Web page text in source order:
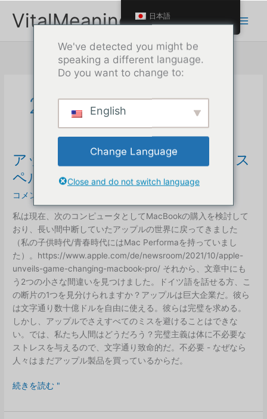
VitalMeaning
2021年10月
アップルでさえ、ウェブサイトにス
ペルミスがある
コメントを残す
私は現在、次のコンピュータとしてMacBookの購入を検討して
おり、長い間中断していたアップルの世界に戻ってきました
（私の子供時代/青春時代にはMac Performaを持っていまし
た）。https://www.apple.com/de/newsroom/2021/10/apple-
unveils-game-changing-macbook-pro/ それから、文章中にも
う2つの小さな間違いを見つけました。ドイツ語を話せる方、こ
の断片の1つを見分けられますか？アップルは巨大企業だ。彼ら
は文字通り数十億ドルを自由に使える。彼らは完璧を求める。
しかし、アップルでさえすべてのミスを避けることはできな
い。では、私たち人間はどうだろう？完璧主義は体に不必要な
ストレスを与えるので、文字通り致命的だ。不必要 - なぜなら
人々はまだアップル製品を買っているからだ。
ア
プ
続きを読む "
日本語
We've detected you might be
speaking a different language.
Do you want to change to:
English
Change Language
Close and do not switch language